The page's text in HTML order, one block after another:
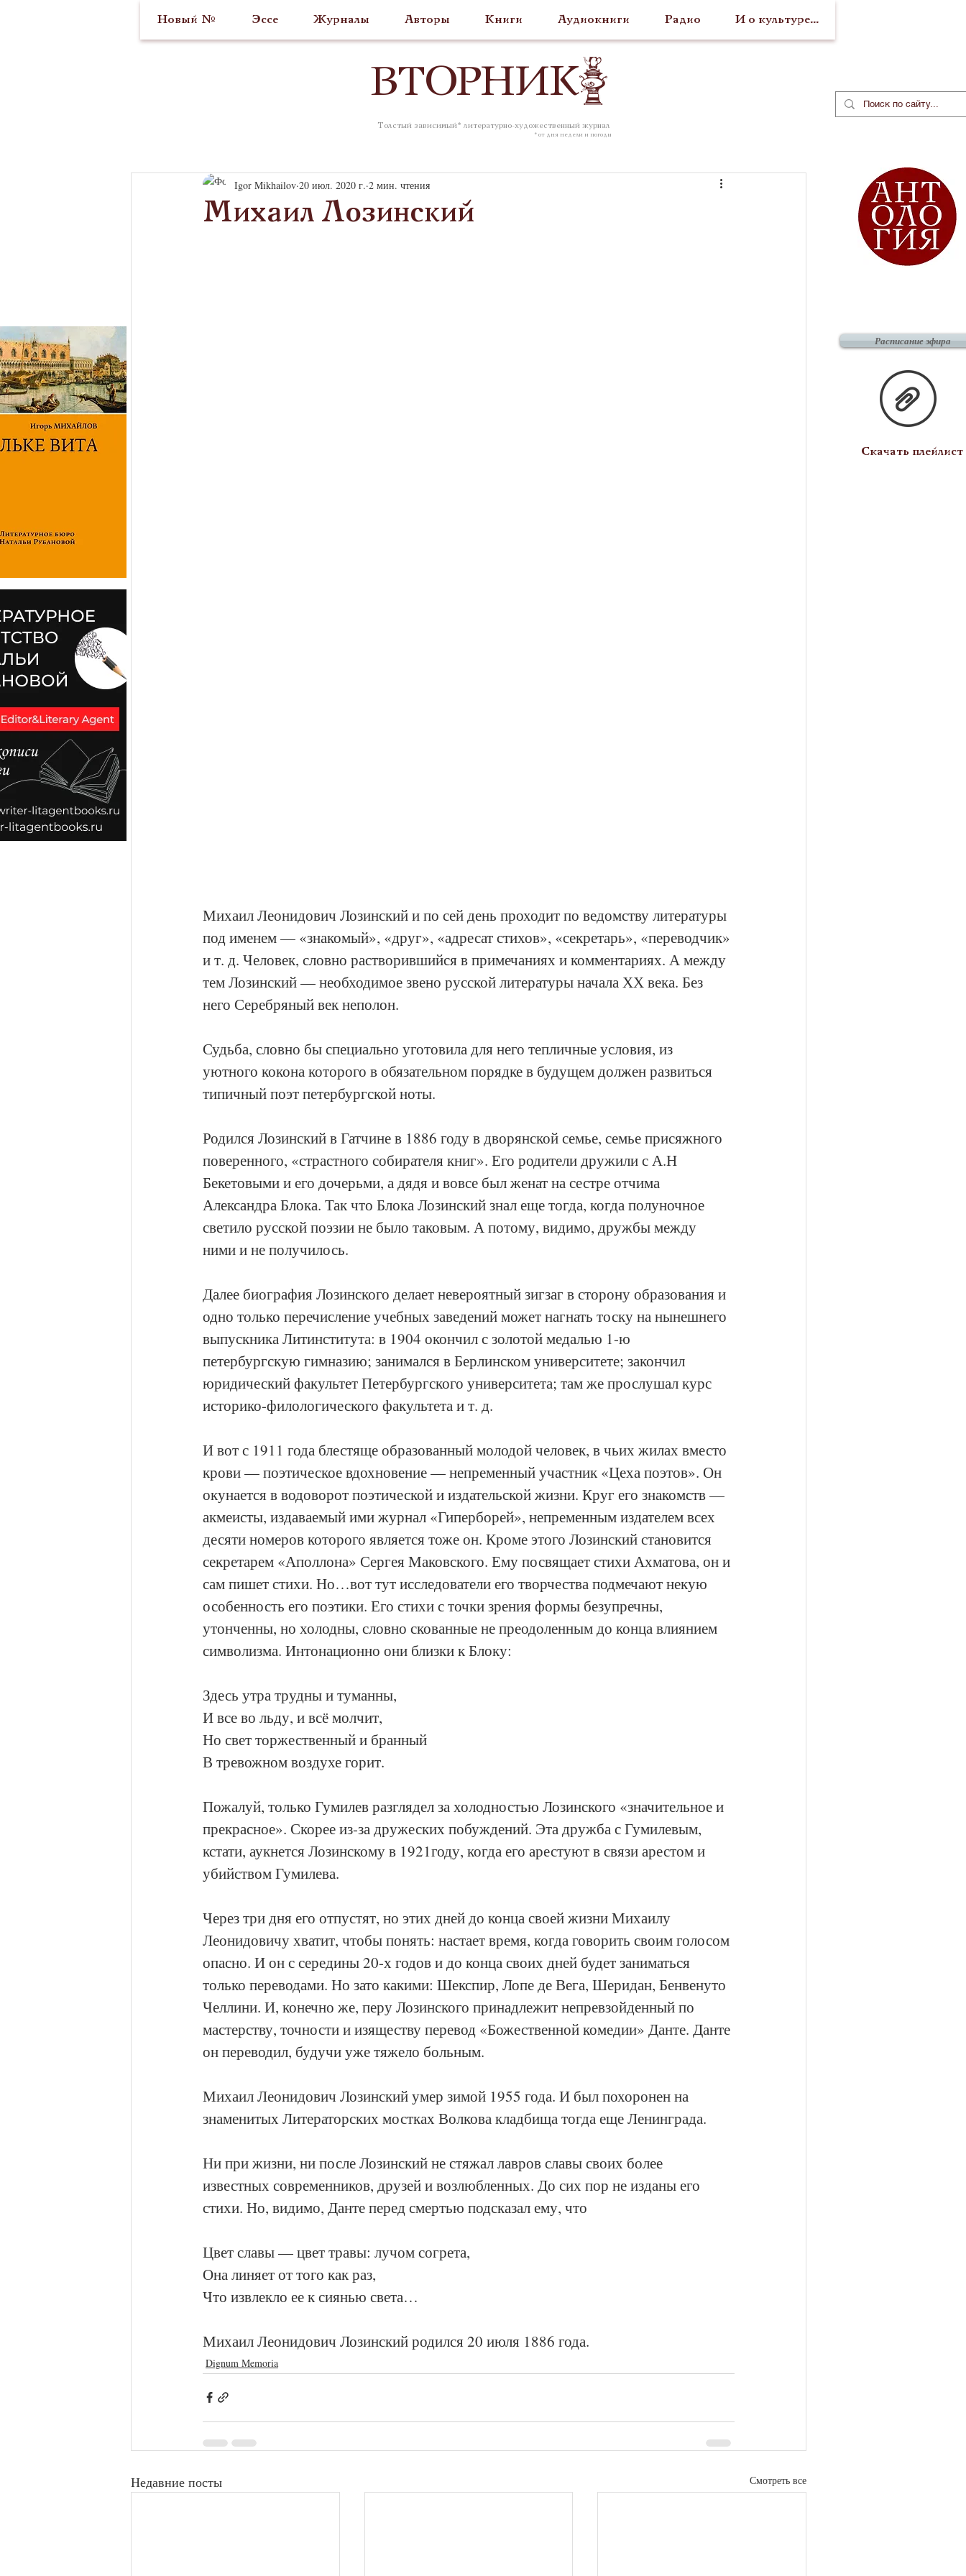
Новый № Эссе Журналы Авторы Книги Аудиокниги Радио И о культуре...
ВТОРНИК
Толстый зависимый* литературно-художественный журнал
* от дня недели и погоды
Михаил Лозинский
Igor Mikhailov 20 июл. 2020 г. 2 мин. чтения
Михаил Леонидович Лозинский и по сей день проходит по ведомству литературы
под именем — «знакомый», «друг», «адресат стихов», «секретарь», «переводчик»
и т. д. Человек, словно растворившийся в примечаниях и комментариях. А между
тем Лозинский — необходимое звено русской литературы начала ХХ века. Без
него Серебряный век неполон.
Судьба, словно бы специально уготовила для него тепличные условия, из
уютного кокона которого в обязательном порядке в будущем должен развиться
типичный поэт петербургской ноты.
Родился Лозинский в Гатчине в 1886 году в дворянской семье, семье присяжного
поверенного, «страстного собирателя книг». Его родители дружили с А.Н
Бекетовыми и его дочерьми, а дядя и вовсе был женат на сестре отчима
Александра Блока. Так что Блока Лозинский знал еще тогда, когда полуночное
светило русской поэзии не было таковым. А потому, видимо, дружбы между
ними и не получилось.
Далее биография Лозинского делает невероятный зигзаг в сторону образования и
одно только перечисление учебных заведений может нагнать тоску на нынешнего
выпускника Литинститута: в 1904 окончил с золотой медалью 1-ю
петербургскую гимназию; занимался в Берлинском университете; закончил
юридический факультет Петербургского университета; там же прослушал курс
историко-филологического факультета и т. д.
И вот с 1911 года блестяще образованный молодой человек, в чьих жилах вместо
крови — поэтическое вдохновение — непременный участник «Цеха поэтов». Он
окунается в водоворот поэтической и издательской жизни. Круг его знакомств —
акмеисты, издаваемый ими журнал «Гиперборей», непременным издателем всех
десяти номеров которого является тоже он. Кроме этого Лозинский становится
секретарем «Аполлона» Сергея Маковского. Ему посвящает стихи Ахматова, он и
сам пишет стихи. Но…вот тут исследователи его творчества подмечают некую
особенность его поэтики. Его стихи с точки зрения формы безупречны,
утонченны, но холодны, словно скованные не преодоленным до конца влиянием
символизма. Интонационно они близки к Блоку:
Здесь утра трудны и туманны,
И все во льду, и всё молчит,
Но свет торжественный и бранный
В тревожном воздухе горит.
Пожалуй, только Гумилев разглядел за холодностью Лозинского «значительное и
прекрасное». Скорее из-за дружеских побуждений. Эта дружба с Гумилевым,
кстати, аукнется Лозинскому в 1921году, когда его арестуют в связи арестом и
убийством Гумилева.
Через три дня его отпустят, но этих дней до конца своей жизни Михаилу
Леонидовичу хватит, чтобы понять: настает время, когда говорить своим голосом
опасно. И он с середины 20-х годов и до конца своих дней будет заниматься
только переводами. Но зато какими: Шекспир, Лопе де Вега, Шеридан, Бенвенуто
Челлини. И, конечно же, перу Лозинского принадлежит непревзойденный по
мастерству, точности и изяществу перевод «Божественной комедии» Данте. Данте
он переводил, будучи уже тяжело больным.
Михаил Леонидович Лозинский умер зимой 1955 года. И был похоронен на
знаменитых Литераторских мостках Волкова кладбища тогда еще Ленинграда.
Ни при жизни, ни после Лозинский не стяжал лавров славы своих более
известных современников, друзей и возлюбленных. До сих пор не изданы его
стихи. Но, видимо, Данте перед смертью подсказал ему, что
Цвет славы — цвет травы: лучом согрета,
Она линяет от того как раз,
Что извлекло ее к сиянью света…
Михаил Леонидович Лозинский родился 20 июля 1886 года.
Dignum Memoria
Недавние посты Смотреть все
Расписание эфира
Скачать плейлист